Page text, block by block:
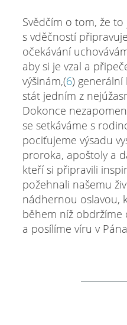
Svědčím o tom, že to
s vděčností
očekávání
aby si je vzal a
výšinám,(6) generální
stát jedním z
Dokonce
se setkáváme s
pociťujeme výsadu
proroka, apoštoly a
kteří si připravili
požehnali našemu
nádhernou oslavou,
během níž
a posílíme víru v